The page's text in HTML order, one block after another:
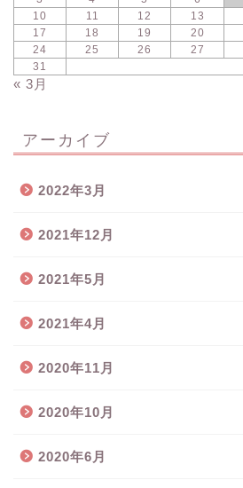
10
11 12 13
17
18 19 20
24
25 26 27
31
« 3月
アーカイブ
2022年3月
2021年12月
2021年5月
2021年4月
2020年11月
2020年10月
2020年6月